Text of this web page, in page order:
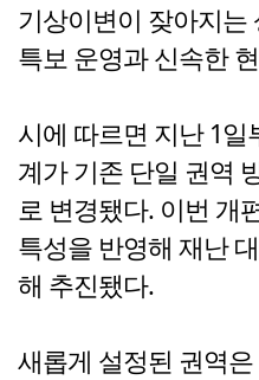
기상이변이 잦아지는
특보 운영과 신속한
시에 따르면 지난 1일
계가 기존 단일 권역
로 변경됐다. 이번 개
특성을 반영해 재난
해 추진됐다.
새롭게 설정된 권역은